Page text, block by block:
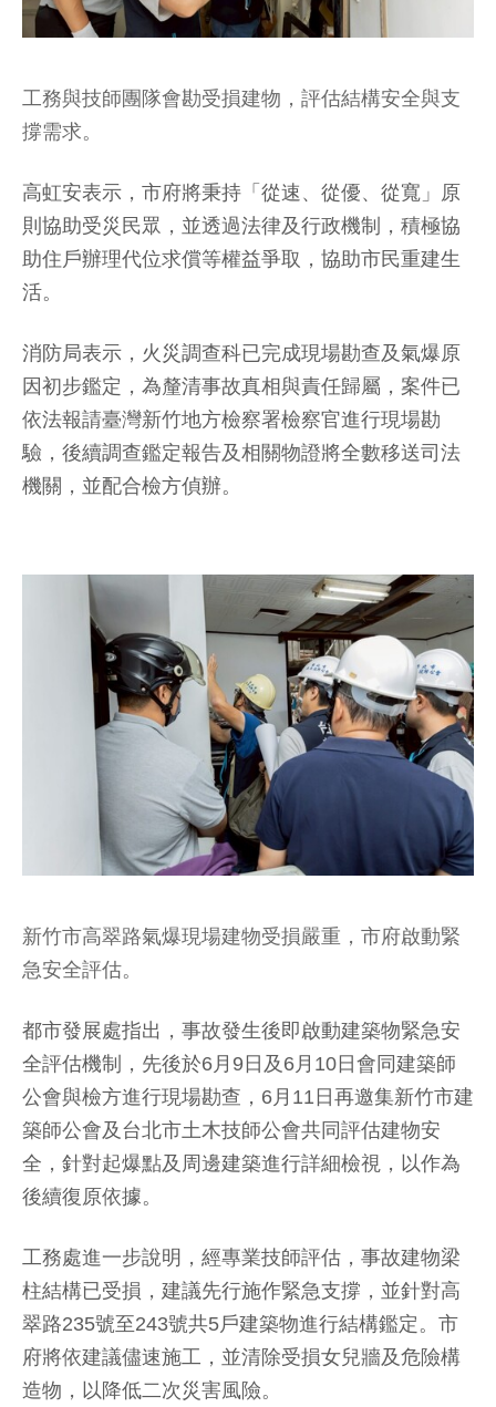
工務與技師團隊會勘受損建物，評估結構安全與支
撐需求。
高虹安表示，市府將秉持「從速、從優、從寬」原
則協助受災民眾，並透過法律及行政機制，積極協
助住戶辦理代位求償等權益爭取，協助市民重建生
活。
消防局表示，火災調查科已完成現場勘查及氣爆原
因初步鑑定，為釐清事故真相與責任歸屬，案件已
依法報請臺灣新竹地方檢察署檢察官進行現場勘
驗，後續調查鑑定報告及相關物證將全數移送司法
機關，並配合檢方偵辦。
新竹市高翠路氣爆現場建物受損嚴重，市府啟動緊
急安全評估。
都市發展處指出，事故發生後即啟動建築物緊急安
全評估機制，先後於6月9日及6月10日會同建築師
公會與檢方進行現場勘查，6月11日再邀集新竹市建
築師公會及台北市土木技師公會共同評估建物安
全，針對起爆點及周邊建築進行詳細檢視，以作為
後續復原依據。
工務處進一步說明，經專業技師評估，事故建物梁
柱結構已受損，建議先行施作緊急支撐，並針對高
翠路235號至243號共5戶建築物進行結構鑑定。市
府將依建議儘速施工，並清除受損女兒牆及危險構
造物，以降低二次災害風險。